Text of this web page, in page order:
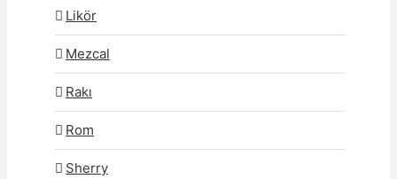
Likör
Mezcal
Rakı
Rom
Sherry